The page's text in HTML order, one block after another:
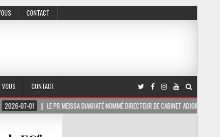
CONTACT
CONTACT
LE PR MEISSA DIAKHATÉ NOMMÉ DIRECTEUR DE CABINET ADJOINT DU PRÉSIDENT DE LA